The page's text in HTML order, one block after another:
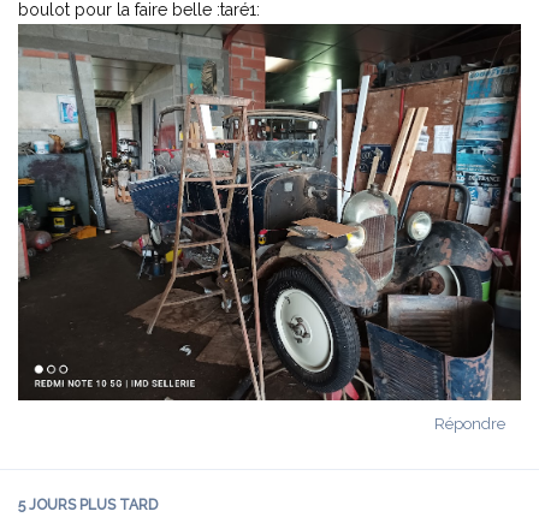
boulot pour la faire belle :taré1:
Répondre
5 JOURSPLUS TARD